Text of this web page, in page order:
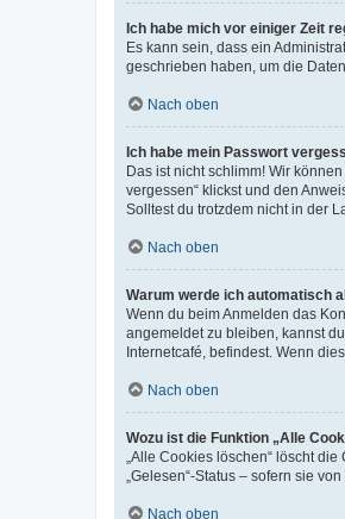
Ich habe mich vor einiger Zeit
Es kann sein, dass ein
geschrieben haben, um die
Nach oben
Ich habe mein Passwort
Das ist nicht schlimm! Wir
vergessen“ klickst und den
Solltest du trotzdem nicht in der
Nach oben
Warum werde ich automatisch
Wenn du beim Anmelden das
angemeldet zu bleiben, kannst
Internetcafé, befindest. Wenn
Nach oben
Wozu ist die Funktion „Alle
„Alle Cookies löschen“ löscht
„Gelesen“-Status – sofern sie
Nach oben